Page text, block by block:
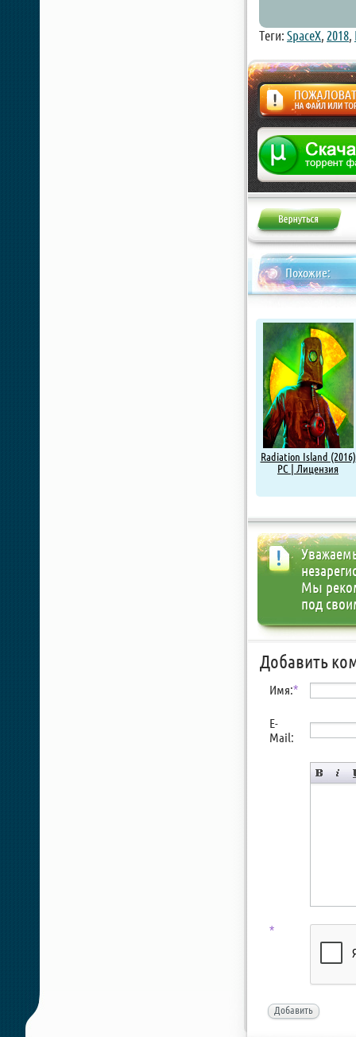
Теги: SpaceX, 2018,
Жалоба
Похожие:
Radiation Island (2016)
PC | Лицензия
Мы
под
Добавить
Имя:*
E-
Mail:
*
Добавить